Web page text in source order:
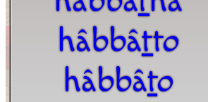
hâbbâtto
hâbbâto